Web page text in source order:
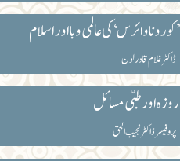
’کورونا وائرس‘ کی عالمی وبا اور اسلام
ڈاکٹر غلام قادر لون
روزہ اور طبّی مسائل
پروفیسر ڈاکٹر نجیب الحق